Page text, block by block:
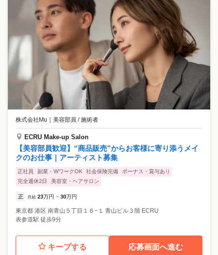
株式会社Mu ｜ 美容部員 / 施術者
ECRU Make-up Salon
【美容部員歓迎】“商品販売”からお客様に寄り添うメイ
クのお仕事｜アーティスト募集
正社員 副業・WワークOK 社会保険完備
ボーナス・賞与あり
完全週休2日
美容室・ヘアサロン
正 月給 23万円 ~ 30万円
東京都 港区 南青山５丁目１６−１ 青山ビル３階 ECRU
表参道駅 徒歩9分
キープする 応募画面へ進む